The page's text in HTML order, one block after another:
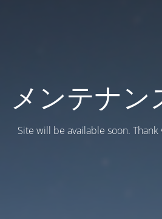
メンテナン
Site will be available soon. Thank